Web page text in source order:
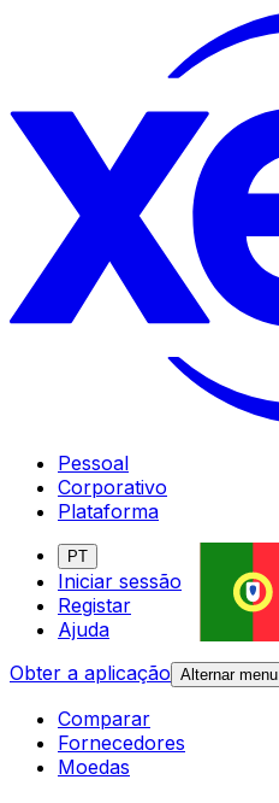
Pessoal
Corporativo
Plataforma
PT
Iniciar sessão
Registar
Ajuda
Obter a aplicação Alternar menu
Comparar
Fornecedores
Moedas